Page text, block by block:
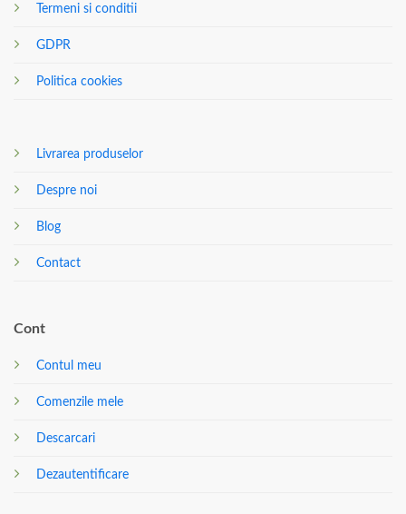
Termeni si conditii
GDPR
Politica cookies
Livrarea produselor
Despre noi
Blog
Contact
Cont
Contul meu
Comenzile mele
Descarcari
Dezautentificare